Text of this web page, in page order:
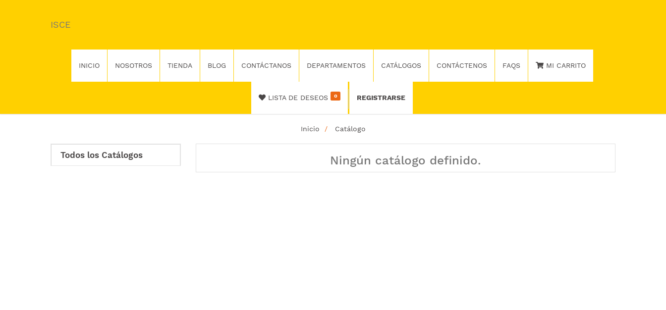
ISCE
INICIO NOSOTROS TIENDA BLOG CONTÁCTANOS DEPARTAMENTOS CATÁLOGOS CONTÁCTENOS FAQS MI CARRITO
LISTA DE DESEOS 0 REGISTRARSE
Inicio Catálogo
Todos los Catálogos Ningún catálogo definido.